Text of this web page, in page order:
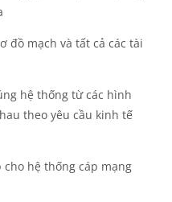
đồ mạch và tất cả các tài
hệ thống từ các hình
theo yêu cầu kinh tế
cho hệ thống cáp mạng